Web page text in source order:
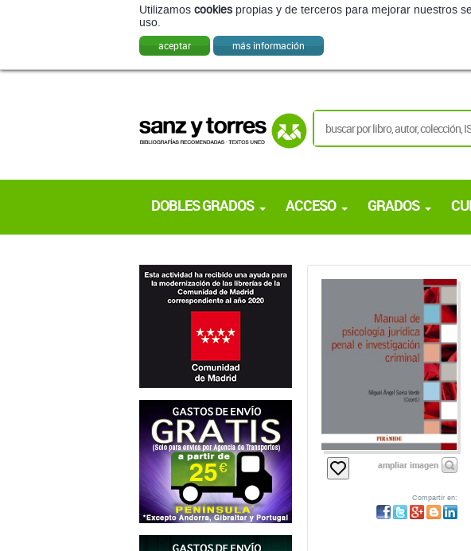
Utilizamos cookies propias y de terceros para mejorar nuestros
uso.
aceptar más información
DOBLES GRADOS ACCESO GRADOS
ampliar imagen
Compartir en: